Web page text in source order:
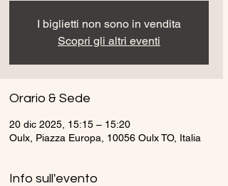
I biglietti non sono in vendita
Scopri gli altri eventi
Orario & Sede
20 dic 2025, 15:15 – 15:20
Oulx, Piazza Europa, 10056 Oulx TO, Italia
Info sull'evento